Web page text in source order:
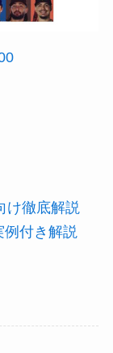
け徹底解説
例付き解説